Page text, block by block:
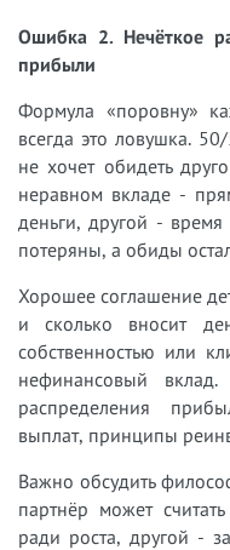
Ошибка 2. Нечёткое
прибыли
Формула «поровну»
всегда это ловушка.
не хочет обидеть
неравном вкладе -
деньги, другой -
потеряны, а обиды
Хорошее соглашение
и сколько вносит
собственностью или
нефинансовый
распределения
выплат, принципы
Важно обсудить
партнёр может
ради роста, другой -